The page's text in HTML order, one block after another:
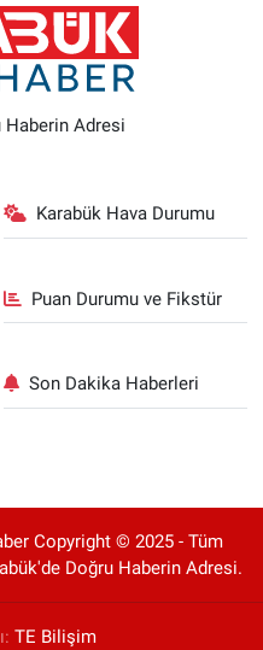
Haberin Adresi
Karabük Hava Durumu
Puan Durumu ve Fikstür
Son Dakika Haberleri
Copyright © 2025 - Tüm
Doğru Haberin Adresi.
TE Bilişim